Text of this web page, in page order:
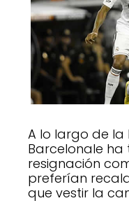
A lo largo de la
Barcelonale
resignación
preferían
que vestir la